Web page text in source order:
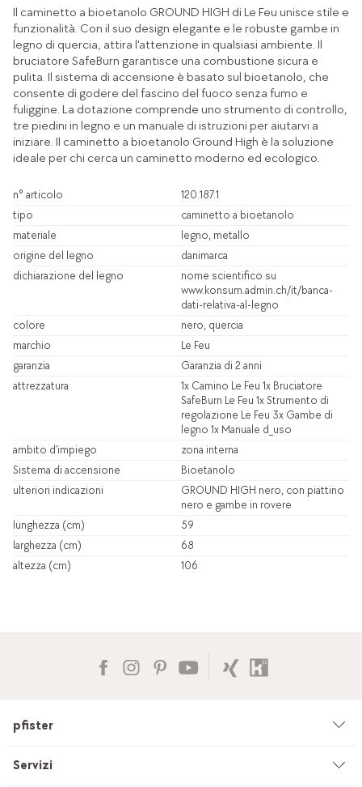
Il caminetto a bioetanolo GROUND HIGH di Le Feu unisce stile e
funzionalità. Con il suo design elegante e le robuste gambe in
legno di quercia, attira l'attenzione in qualsiasi ambiente. Il
bruciatore SafeBurn garantisce una combustione sicura e
pulita. Il sistema di accensione è basato sul bioetanolo, che
consente di godere del fascino del fuoco senza fumo e
fuliggine. La dotazione comprende uno strumento di controllo,
tre piedini in legno e un manuale di istruzioni per aiutarvi a
iniziare. Il caminetto a bioetanolo Ground High è la soluzione
ideale per chi cerca un caminetto moderno ed ecologico.
n° articolo
120.187.1
tipo
caminetto a bioetanolo
materiale
legno, metallo
origine del legno
danimarca
dichiarazione del legno
nome scientifico su
www.konsum.admin.ch/it/banca-
dati-relativa-al-legno
colore
nero, quercia
marchio
Le Feu
garanzia
Garanzia di 2 anni
attrezzatura
1x Camino Le Feu 1x Bruciatore
SafeBurn Le Feu 1x Strumento di
regolazione Le Feu 3x Gambe di
legno 1x Manuale d_uso
ambito d’impiego
zona interna
Sistema di accensione
Bioetanolo
ulteriori indicazioni
GROUND HIGH nero, con piattino
nero e gambe in rovere
lunghezza (cm)
59
larghezza (cm)
68
altezza (cm)
106
pfister
Azienda
Servizi